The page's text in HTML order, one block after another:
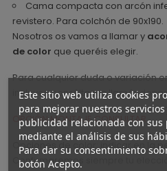
Cama compacta con arcón
revistero. Para colchón de 90x190.
Nosotros os vamos a llamar y
de color que queréis elegir.
Para cualquier duda o variación
incluyen consúltanos
OPCIÓN MONTAJE CONSULTAR
Opciones de color: indicar en la
Confirmaremos siempre tu
Este sitio web utiliza cookies
para mejorar nuestros
publicidad relacionada con sus
mediante el análisis de sus
Para dar su consentimiento
botón Acepto.